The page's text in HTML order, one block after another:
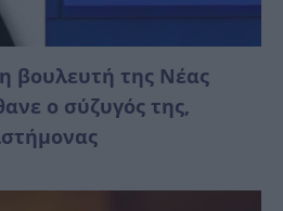
βουλευτή της Νέας
ο σύζυγός της,